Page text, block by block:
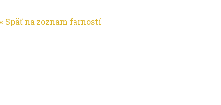
« Späť na zoznam farností